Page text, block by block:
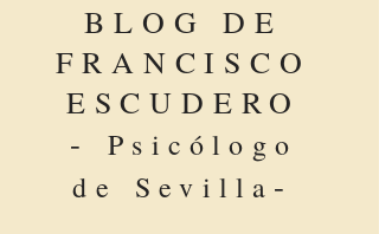
BLOG DE
FRANCISCO
ESCUDERO
-Psicólogo
de Sevilla -